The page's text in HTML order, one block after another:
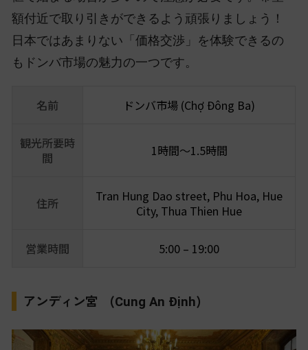
額付近で取り引きができるよう頑張りましょう！
日本ではあまりない「価格交渉」を体験できるの
もドンバ市場の魅力の一つです。
名前 ドンバ市場 (Chợ Đông Ba)
観光所要時
間
1時間〜1.5時間
住所
Tran Hung Dao street, Phu Hoa, Hue
City, Thua Thien Hue
営業時間 5:00 – 19:00
アンディン宮 (Cung An Định)